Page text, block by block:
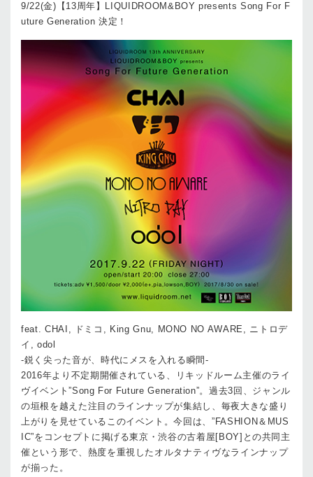
9/22(金)【13周年】LIQUIDROOM&BOY presents Song For F
uture Generation 決定！
feat. CHAI, ドミコ, King Gnu, MONO NO AWARE, ニトロデ
イ, odol
-鋭く尖った音が、時代にメスを入れる瞬間-
2016年より不定期開催されている、リキッドルーム主催のライ
ヴイベント”Song For Future Generation”。過去3回、ジャンル
の垣根を越えた注目のラインナップが集結し、毎夜大きな盛り
上がりを見せているこのイベント。今回は、”FASHION＆MUS
IC”をコンセプトに掲げる東京・渋谷の古着屋[BOY]との共同主
催という形で、熱度を重視したオルタナティヴなラインナップ
が揃った。